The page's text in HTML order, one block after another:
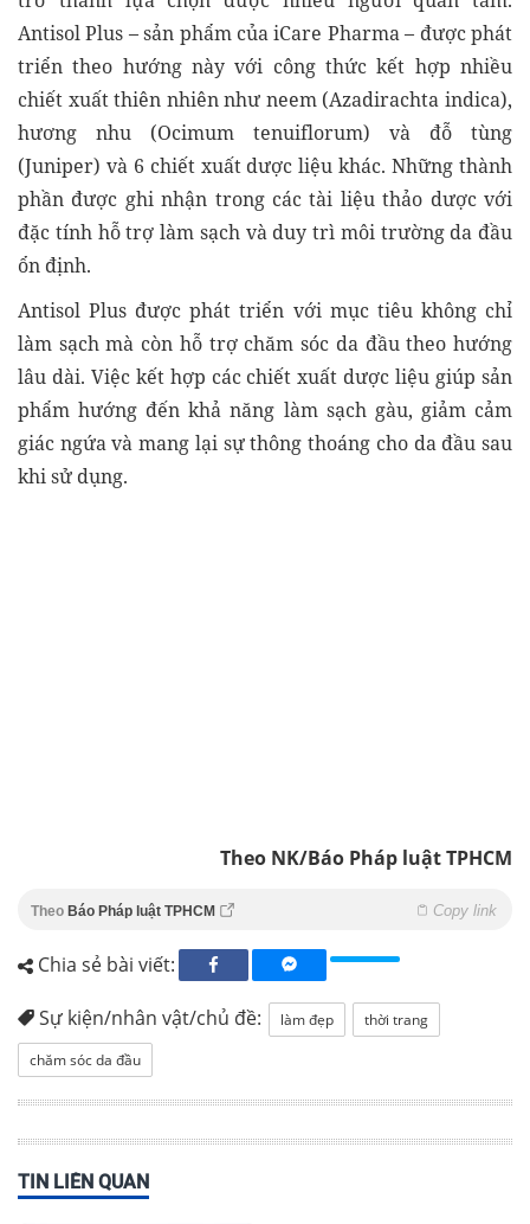
Antisol Plus – sản phẩm của iCare Pharma – được phát
triển theo hướng này với công thức kết hợp nhiều
chiết xuất thiên nhiên như neem (Azadirachta indica),
hương nhu (Ocimum tenuiflorum) và đỗ tùng
(Juniper) và 6 chiết xuất dược liệu khác. Những thành
phần được ghi nhận trong các tài liệu thảo dược với
đặc tính hỗ trợ làm sạch và duy trì môi trường da đầu
ổn định.
Antisol Plus được phát triển với mục tiêu không chỉ
làm sạch mà còn hỗ trợ chăm sóc da đầu theo hướng
lâu dài. Việc kết hợp các chiết xuất dược liệu giúp sản
phẩm hướng đến khả năng làm sạch gàu, giảm cảm
giác ngứa và mang lại sự thông thoáng cho da đầu sau
khi sử dụng.
Theo NK/Báo Pháp luật TPHCM
Theo Báo Pháp luật TPHCM Copy link
Chia sẻ bài viết:
Sự kiện/nhân vật/chủ đề: làm đẹp
thời trang
chăm sóc da đầu
TIN LIÊN QUAN